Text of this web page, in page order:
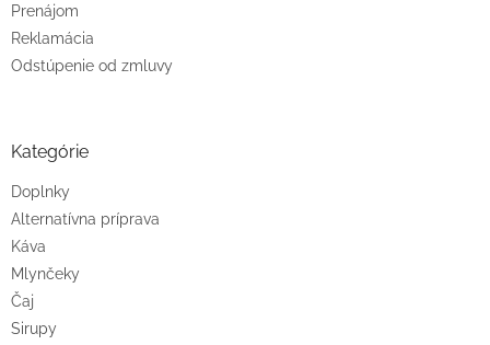
Prenájom
Reklamácia
Odstúpenie od zmluvy
Kategórie
Doplnky
Alternatívna príprava
Káva
Mlynčeky
Čaj
Sirupy